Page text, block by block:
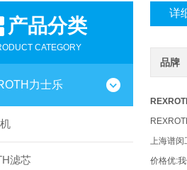
产品分类
CATEGORY
力士乐
滤芯
详
品牌
上海谱闵
价格优: